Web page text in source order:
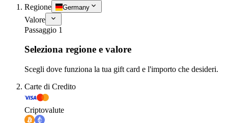
Regione Germany
Valore
Passaggio 1
Seleziona regione e valore
Scegli dove funziona la tua gift card e l'importo che desideri.
Carte di Credito
Criptovalute